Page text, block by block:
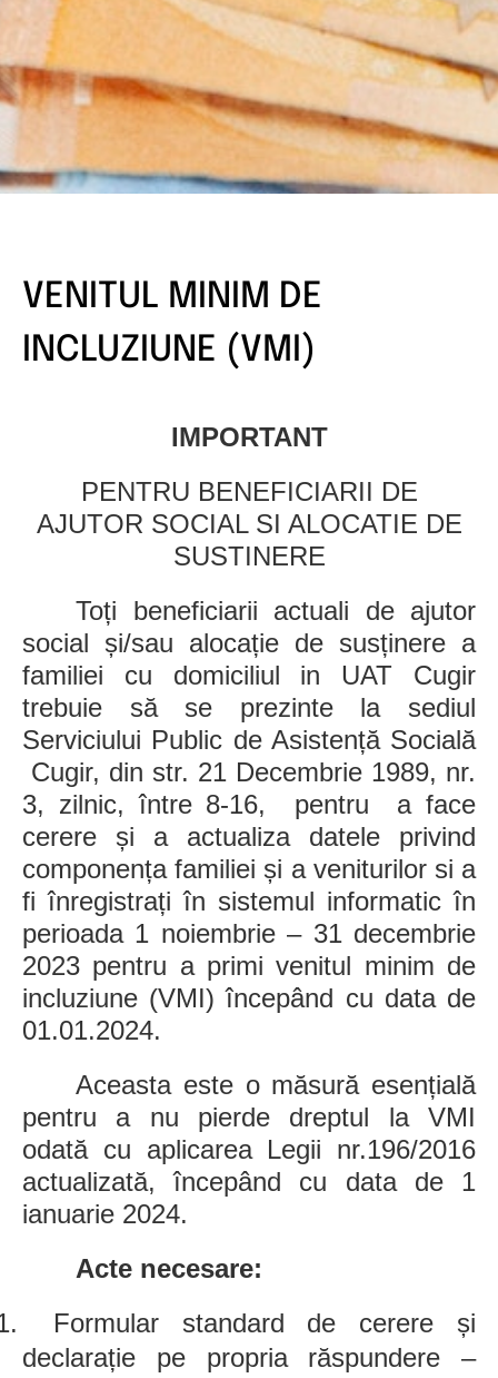
VENITUL MINIM DE
INCLUZIUNE (VMI)
IMPORTANT
PENTRU BENEFICIARII DE
AJUTOR SOCIAL SI ALOCATIE DE
SUSTINERE
Toți beneficiarii actuali de ajutor
social și/sau alocație de susținere a
familiei cu domiciliul in UAT Cugir
trebuie să se prezinte la sediul
Serviciului Public de Asistență Socială
Cugir, din str. 21 Decembrie 1989, nr.
3, zilnic, între 8-16,
pentru
a face
cerere și a actualiza datele privind
componența familiei și a veniturilor si a
fi înregistrați în sistemul informatic în
perioada 1 noiembrie – 31 decembrie
2023 pentru a primi venitul minim de
incluziune (VMI) începând cu data de
01.01.2024.
Aceasta este o măsură esențială
pentru a nu pierde dreptul la VMI
odată cu aplicarea Legii nr.196/2016
actualizată, începând cu data de 1
ianuarie 2024.
Acte necesare:
Formular standard de cerere și
declarație pe propria răspundere –